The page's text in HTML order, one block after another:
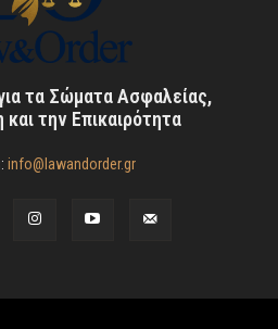
τα Σώματα Ασφαλείας,
και την Επικαιρότητα
info@lawandorder.gr